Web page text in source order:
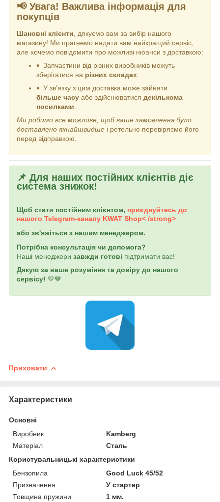
📢 Увага! Важлива інформація для
покупців
Шановні клієнти, дякуємо вам за вибір нашого
магазину! Ми прагнемо надати вам найкращий сервіс,
але хочемо повідомити про можливі нюанси з доставкою:
Запчастини від різних виробників можуть
зберігатися на різних складах.
У зв'язку з цим доставка може зайняти
більше часу або здійснюватися декількома
посилками.
Ми робимо все можливе, щоб ваше замовлення було
доставлено якнайшвидше і ретельно перевіряємо його
перед відправкою.
📌 Для наших постійних клієнтів діє
система знижок!
Щоб стати постійним клієнтом, приєднуйтесь до
нашого Telegram-каналу KWAT Shop< /strong>
або зв'яжіться з нашим менеджером.
Потрібна консультація чи допомога?
Наші менеджери завжди готові підтримати вас!
Дякую за ваше розуміння та довіру до нашого
сервісу! 💛💙
Приховати
Характеристики
Основні
Виробник
Kamberg
Матеріал
Сталь
Користувальницькі характеристики
Бензопила
Good Luck 45/52
Призначення
У стартер
Товщина пружини
1 мм.